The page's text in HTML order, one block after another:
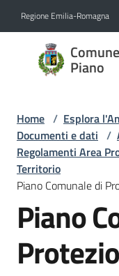
Regione Emilia-Romagna
Piano
Comune
di San
di Piano
Amministrazione
Menu selezionato
Novità
Servizi
Home / Esplora
Documenti e dati /
Regolamenti Area
Territorio
Piano Comunale di
Piano